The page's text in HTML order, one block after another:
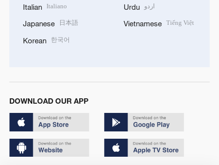
Italian Italiano
Japanese 日本語
Korean 한국어
Urdu اردو
Vietnamese Tiếng Việt
DOWNLOAD OUR APP